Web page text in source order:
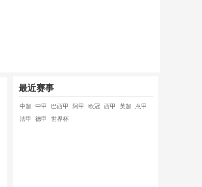
最近赛事
中超 中甲 巴西甲 阿甲 欧冠 西甲 英超
意甲
法甲
德甲 世界杯